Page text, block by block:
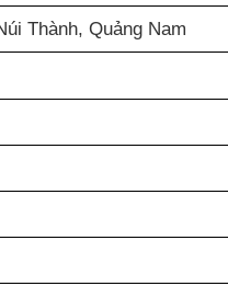
Thành, Quảng Nam